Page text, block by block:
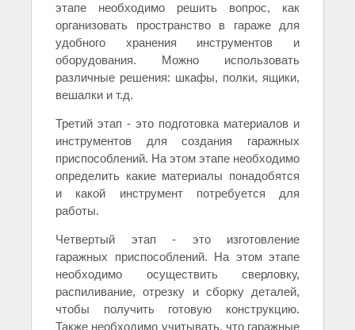
этапе необходимо решить вопрос, как
организовать пространство в гараже для
удобного хранения инструментов и
оборудования. Можно использовать
различные решения: шкафы, полки, ящики,
вешалки и т.д.
Третий этап - это подготовка материалов и
инструментов для создания гаражных
приспособлений. На этом этапе необходимо
определить какие материалы понадобятся
и какой инструмент потребуется для
работы.
Четвертый этап - это изготовление
гаражных приспособлений. На этом этапе
необходимо осуществить сверловку,
распиливание, отрезку и сборку деталей,
чтобы получить готовую конструкцию.
Также необходимо учитывать, что гаражные